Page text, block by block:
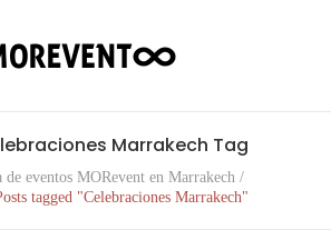
Marrakech Tag
de eventos MORevent en Marrakech /
tagged "Celebraciones Marrakech"